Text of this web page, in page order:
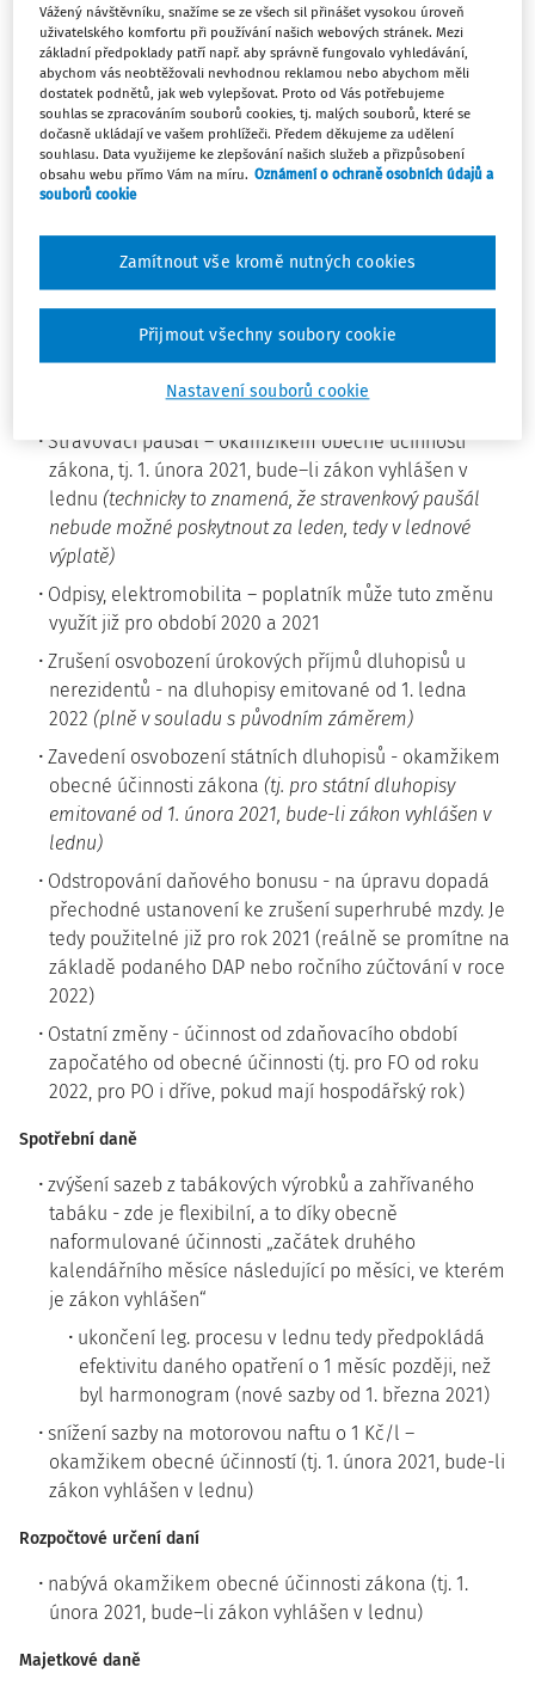
případě budou platit od 1. března 2021). V případě snížení
sazby na motorovou naftu o 1 Kč/l je účinnost navázána
na okamžik obecné účinností zákona (tj. 1. února 2021,
bude–li zákon vyhlášen v lednu).
Podrobná informace k jednotlivým ustanovením:
Zákon o daních z příjmů
Zrušení superhrubé mzdy a nové sazby daně z příjmů
15 % a 23 % – účinnost pro celé období 2021
si v důsledku pozdější účinnosti může poplatník pro rok
2021 zvolit i dosavadní stav, tj. má možnost volby)
pro celé období 2021
Stravovací paušál – okamžikem obecné účinnosti
zákona, tj. 1. února 2021, bude–li zákon vyhlášen v
lednu (technicky to znamená, že stravenkový paušál
nebude možné poskytnout za leden, tedy v lednové
výplatě)
Odpisy, elektromobilita – poplatník může tuto změnu
využít již pro období 2020 a 2021
Zrušení osvobození úrokových příjmů dluhopisů u
nerezidentů - na dluhopisy emitované od 1. ledna
2022 (plně v souladu s původním záměrem)
Zavedení osvobození státních dluhopisů - okamžikem
obecné účinnosti zákona (tj. pro státní dluhopisy
emitované od 1. února 2021, bude-li zákon vyhlášen v
lednu)
Odstropování daňového bonusu - na úpravu dopadá
přechodné ustanovení ke zrušení superhrubé mzdy. Je
tedy použitelné již pro rok 2021 (reálně se promítne na
základě podaného DAP nebo ročního zúčtování v roce
2022)
Ostatní změny - účinnost od zdaňovacího období
započatého od obecné účinnosti (tj. pro FO od roku
2022, pro PO i dříve, pokud mají hospodářský rok)
Spotřební daně
zvýšení sazeb z tabákových výrobků a zahřívaného
tabáku - zde je flexibilní, a to díky obecně
naformulované účinnosti „začátek druhého
kalendářního měsíce následující po měsíci, ve kterém
je zákon vyhlášen“
ukončení leg. procesu v lednu tedy předpokládá
efektivitu daného opatření o 1 měsíc později, než
byl harmonogram (nové sazby od 1. března 2021)
snížení sazby na motorovou naftu o 1 Kč/l –
okamžikem obecné účinností (tj. 1. února 2021, bude-li
zákon vyhlášen v lednu)
Rozpočtové určení daní
nabývá okamžikem obecné účinnosti zákona (tj. 1.
února 2021, bude–li zákon vyhlášen v lednu)
Majetkové daně
Vážený návštěvníku, snažíme se ze všech sil přinášet vysokou úroveň
uživatelského komfortu při používání našich webových stránek. Mezi
základní předpoklady patří např. aby správně fungovalo vyhledávání,
abychom vás neobtěžovali nevhodnou reklamou nebo abychom měli
dostatek podnětů, jak web vylepšovat. Proto od Vás potřebujeme
souhlas se zpracováním souborů cookies, tj. malých souborů, které se
dočasně ukládají ve vašem prohlížeči. Předem děkujeme za udělení
souhlasu. Data využijeme ke zlepšování našich služeb a přizpůsobení
obsahu webu přímo Vám na míru. Oznámení o ochraně osobních údajů a
souborů cookie
Nastavení souborů cookie
Zamítnout vše kromě nutných cookies
Přijmout všechny soubory cookie